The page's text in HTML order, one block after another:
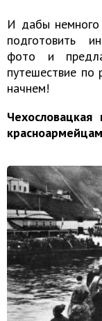
И дабы немного
подготовить
фото и
путешествие по
начнем!